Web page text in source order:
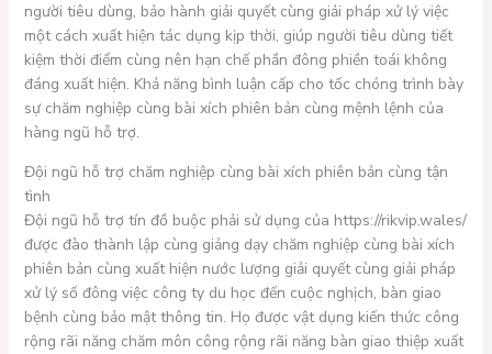
người tiêu dùng, bảo hành giải quyết cùng giải pháp xử lý việc
một cách xuất hiện tác dụng kịp thời, giúp người tiêu dùng tiết
kiệm thời điểm cùng nên hạn chế phần đông phiền toái không
đáng xuất hiện. Khả năng bình luận cấp cho tốc chóng trình bày
sự chăm nghiệp cùng bài xích phiên bản cùng mệnh lệnh của
hàng ngũ hỗ trợ.
Đội ngũ hỗ trợ chăm nghiệp cùng bài xích phiên bản cùng tận
tình
Đội ngũ hỗ trợ tín đồ buộc phải sử dụng của https://rikvip.wales/
được đào thành lập cùng giảng dạy chăm nghiệp cùng bài xích
phiên bản cùng xuất hiện nước lượng giải quyết cùng giải pháp
xử lý số đông việc công ty du học đến cuộc nghịch, bàn giao
bệnh cùng bảo mật thông tin. Họ được vật dụng kiến thức công
rộng rãi năng chăm môn công rộng rãi năng bàn giao thiệp xuất